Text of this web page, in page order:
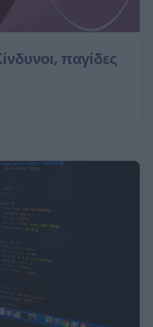
παγίδες